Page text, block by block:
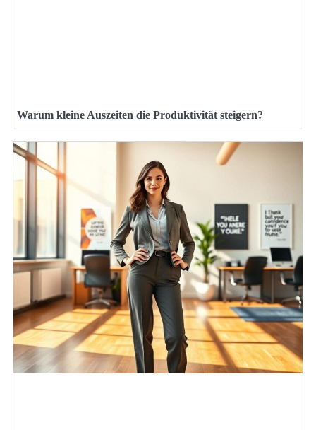
Warum kleine Auszeiten die Produktivität steigern?